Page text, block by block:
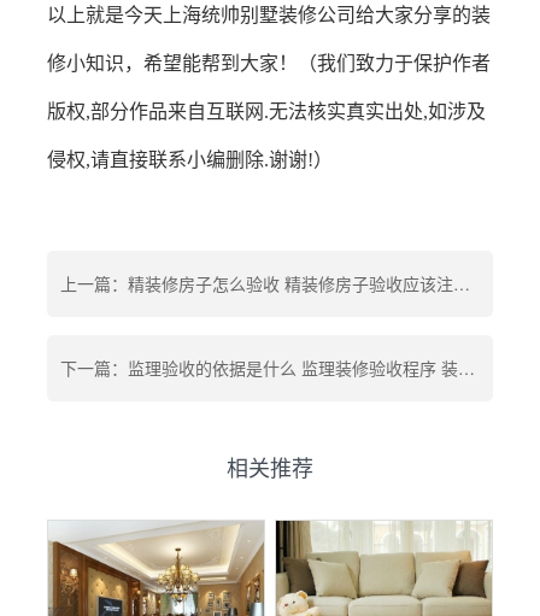
以上就是今天上海统帅别墅装修公司给大家分享的装
修小知识，希望能帮到大家！ （我们致力于保护作者
版权,部分作品来自互联网 .无法核实真实出处,如涉及
侵权,请直接联系小编删除.谢谢!）
上一篇：精装修房子怎么验收 精装修房子验收应该注意什么 精装房验收标准及方法
下一篇：监理验收的依据是什么 监理装修验收程序 装修请监理多少钱
相关推荐